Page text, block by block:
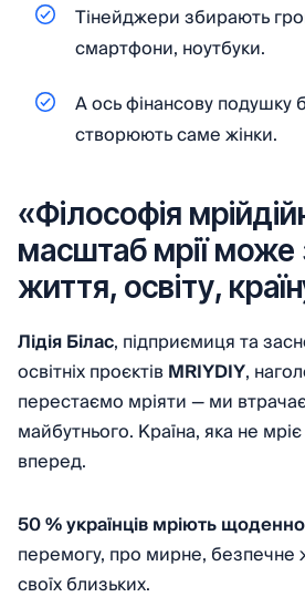
Тінейджери збирають
смартфони, ноутбуки.
А ось фінансову подушку
створюють саме жінки.
«Філософія
масштаб мрії може
життя, освіту,
Лідія Білас, підприємиця та
освітніх проєктівMRIYDIY,
перестаємо мріяти — ми
майбутнього. Країна, яка не
вперед.
50 % українців мріють щоденно
перемогу, про мирне, безпечне
своїх близьких.